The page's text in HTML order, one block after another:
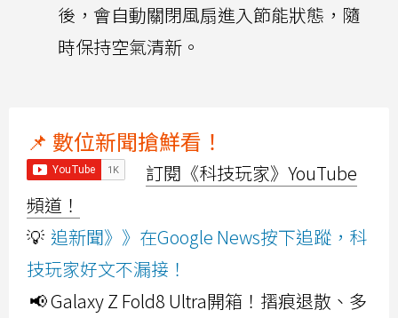
後，會自動關閉風扇進入節能狀態，隨
時保持空氣清新。
📌 數位新聞搶鮮看！
訂閱《科技玩家》YouTube
頻道！
💡 追新聞》》在Google News按下追蹤，科
技玩家好文不漏接！
📢 Galaxy Z Fold8 Ultra開箱！摺痕退散、多